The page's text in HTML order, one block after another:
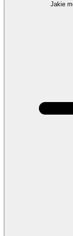
Jakie